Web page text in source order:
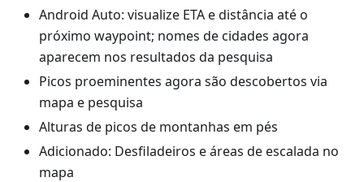
Android Auto: visualize ETA e distância até o
próximo waypoint; nomes de cidades agora
aparecem nos resultados da pesquisa
Picos proeminentes agora são descobertos via
mapa e pesquisa
Alturas de picos de montanhas em pés
Adicionado: Desfiladeiros e áreas de escalada no
mapa